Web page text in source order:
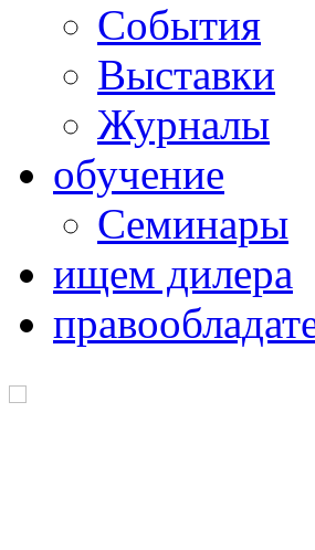
Cобытия
Выставки
Журналы
обучение
Семинары
ищем дилера